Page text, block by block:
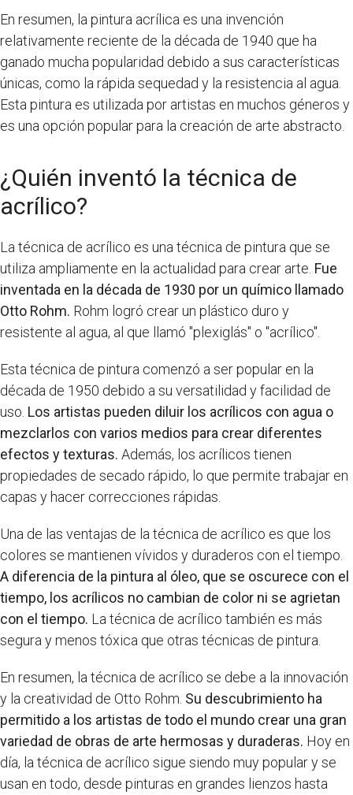
En resumen, la pintura acrílica es una invención
relativamente reciente de la década de 1940 que ha
ganado mucha popularidad debido a sus características
únicas, como la rápida sequedad y la resistencia al agua.
Esta pintura es utilizada por artistas en muchos géneros y
es una opción popular para la creación de arte abstracto.
¿Quién inventó la técnica de
acrílico?
La técnica de acrílico es una técnica de pintura que se
utiliza ampliamente en la actualidad para crear arte. Fue
inventada en la década de 1930 por un químico llamado
Otto Rohm. Rohm logró crear un plástico duro y
resistente al agua, al que llamó "plexiglás" o "acrílico".
Esta técnica de pintura comenzó a ser popular en la
década de 1950 debido a su versatilidad y facilidad de
uso. Los artistas pueden diluir los acrílicos con agua o
mezclarlos con varios medios para crear diferentes
efectos y texturas. Además, los acrílicos tienen
propiedades de secado rápido, lo que permite trabajar en
capas y hacer correcciones rápidas.
Una de las ventajas de la técnica de acrílico es que los
colores se mantienen vívidos y duraderos con el tiempo.
A diferencia de la pintura al óleo, que se oscurece con el
tiempo, los acrílicos no cambian de color ni se agrietan
con el tiempo. La técnica de acrílico también es más
segura y menos tóxica que otras técnicas de pintura.
En resumen, la técnica de acrílico se debe a la innovación
y la creatividad de Otto Rohm. Su descubrimiento ha
permitido a los artistas de todo el mundo crear una gran
variedad de obras de arte hermosas y duraderas. Hoy en
día, la técnica de acrílico sigue siendo muy popular y se
usan en todo, desde pinturas en grandes lienzos hasta